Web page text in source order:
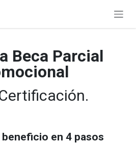
Beca Parcial
en 4 pasos